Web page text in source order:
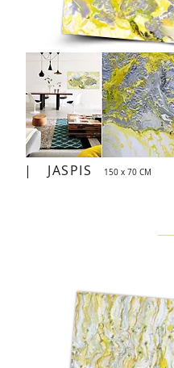
| JASPIS 150 x 70 CM